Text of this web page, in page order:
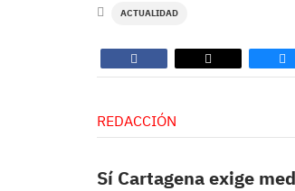
ACTUALIDAD
REDACCIÓN
Sí Cartagena exige